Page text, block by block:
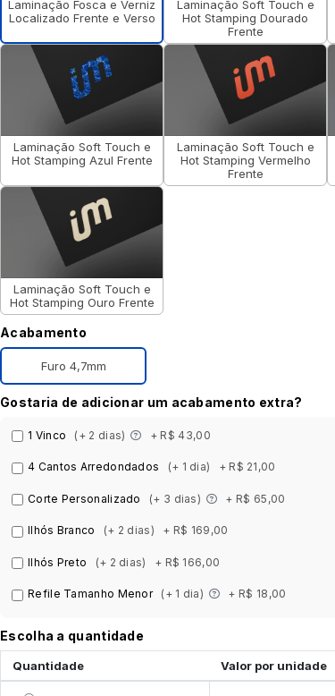
Laminação Fosca e Verniz
Localizado Frente e Verso
Laminação Soft Touch e
Hot Stamping Dourado
Frente
Laminação Soft Touch e
Hot Stamping Azul Frente
Laminação Soft Touch e
Hot Stamping Vermelho
Frente
Laminação Soft Touch e
Hot Stamping Ouro Frente
Acabamento
Furo 4,7mm
Gostaria de adicionar um acabamento extra?
1 Vinco (+ 2 dias) + R$ 43,00
4 Cantos Arredondados (+ 1 dia) + R$ 21,00
Corte Personalizado (+ 3 dias) + R$ 65,00
Ilhós Branco (+ 2 dias) + R$ 169,00
Ilhós Preto (+ 2 dias) + R$ 166,00
Refile Tamanho Menor (+ 1 dia) + R$ 18,00
Escolha a quantidade
Quantidade Valor por unidade